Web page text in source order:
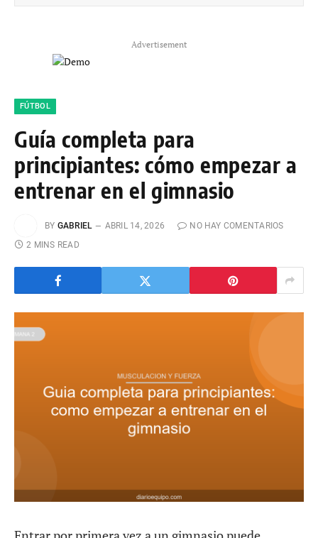
Advertisement
FÚTBOL
Guía completa para
principiantes: cómo empezar a
entrenar en el gimnasio
BY GABRIEL ABRIL 14, 2026
NO HAY COMENTARIOS
2 MINS READ